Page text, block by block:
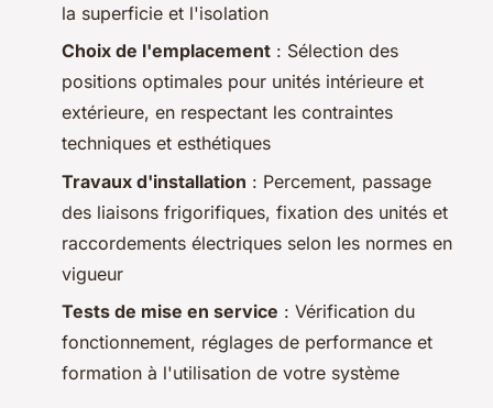
la superficie et l'isolation
Choix de l'emplacement : Sélection des
positions optimales pour unités intérieure et
extérieure, en respectant les contraintes
techniques et esthétiques
Travaux d'installation : Percement, passage
des liaisons frigorifiques, fixation des unités et
raccordements électriques selon les normes en
vigueur
Tests de mise en service : Vérification du
fonctionnement, réglages de performance et
formation à l'utilisation de votre système